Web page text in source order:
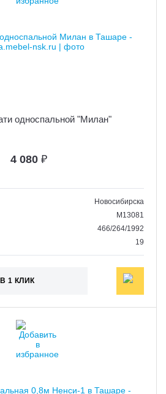
односпальной "Милан"
4 080 ₽
Новосибирска
M13081
466/264/1992
19
1 КЛИК